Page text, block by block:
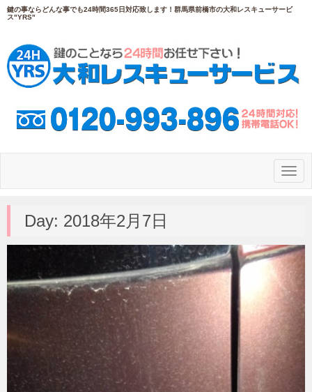
鍵の事ならどんな事でも24時間365日対応致します！群馬県前橋市の大和レスキューサービ
ス"YRS"
N
a
i
o
n
Day: 2018年2月7日